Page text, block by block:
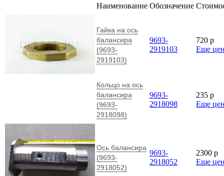
Наименование Обозначение
Гайка на ось
балансира
(9693-
2919103)
9693-
2919103
720 p
Еще
Кольцо на ось
балансира
(9693-
2918098)
9693-
2918098
235 p
Еще
Ось балансира
(9693-
2918052)
9693-
2918052
2300 p
Еще